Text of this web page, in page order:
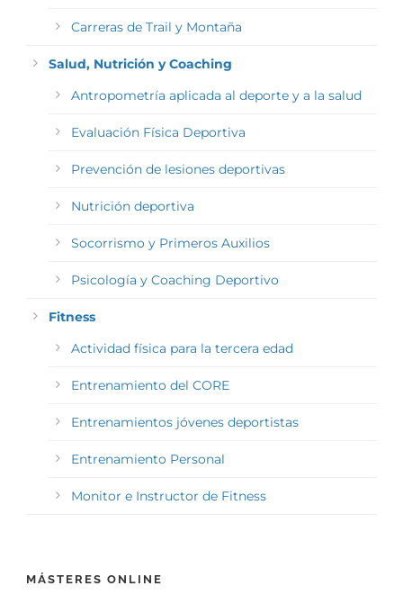
Carreras de Trail y Montaña
Salud, Nutrición y Coaching
Antropometría aplicada al deporte y a la salud
Evaluación Física Deportiva
Prevención de lesiones deportivas
Nutrición deportiva
Socorrismo y Primeros Auxilios
Psicología y Coaching Deportivo
Fitness
Actividad física para la tercera edad
Entrenamiento del CORE
Entrenamientos jóvenes deportistas
Entrenamiento Personal
Monitor e Instructor de Fitness
MÁSTERES ONLINE